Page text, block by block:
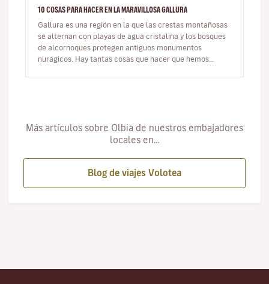
10 COSAS PARA HACER EN LA MARAVILLOSA GALLURA
Gallura es una región en la que las crestas montañosas
se alternan con playas de agua cristalina y los bosques
de alcornoques protegen antiguos monumentos
nurágicos. Hay tantas cosas que hacer que hemos
Más artículos sobre Olbia de nuestros embajadores
locales en…
Blog de viajes Volotea